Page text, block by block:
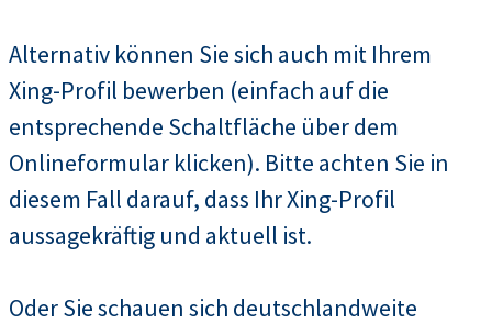
Alternativ können Sie sich auch mit Ihrem
Xing-Profil bewerben (einfach auf die
entsprechende Schaltfläche über dem
Onlineformular klicken). Bitte achten Sie in
diesem Fall darauf, dass Ihr Xing-Profil
aussagekräftig und aktuell ist.
Oder Sie schauen sich deutschlandweite